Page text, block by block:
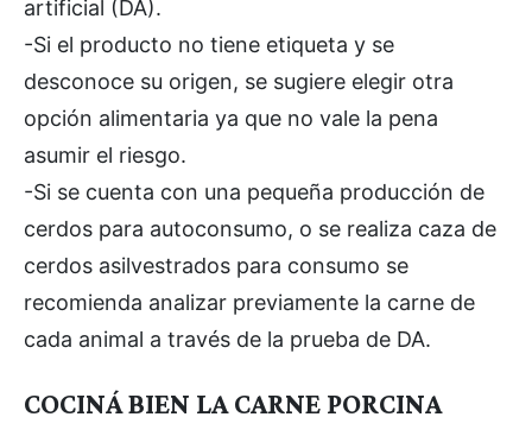
artificial (DA).
-Si el producto no tiene etiqueta y se
desconoce su origen, se sugiere elegir otra
opción alimentaria ya que no vale la pena
asumir el riesgo.
-Si se cuenta con una pequeña producción de
cerdos para autoconsumo, o se realiza caza de
cerdos asilvestrados para consumo se
recomienda analizar previamente la carne de
cada animal a través de la prueba de DA.
COCINÁ BIEN LA CARNE PORCINA